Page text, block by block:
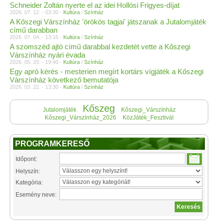
Schneider Zoltán nyerte el az idei Hollósi Frigyes-díjat
2026. 07. 12. - 03:30 - Kultúra / Színház
A Kőszegi Várszínház 'örökös tagjai' játszanak a Jutalomjáték
című darabban
2026. 07. 04. - 13:15 - Kultúra / Színház
A szomszéd ajtó című darabbal kezdetét vette a Kőszegi
Várszínház nyári évada
2026. 05. 29. - 19:40 - Kultúra / Színház
Egy apró kérés - mesterien megírt kortárs vígjáték a Kőszegi
Várszínház következő bemutatója
2026. 03. 22. - 13:30 - Kultúra / Színház
Jutalomjáték Kőszeg
Kőszegi_Várszínház
Kőszegi_Várszínház_2026
KözJáték_Fesztivál
PROGRAMKERESŐ
Időpont:
Helyszín:
Kategória:
Esemény neve: